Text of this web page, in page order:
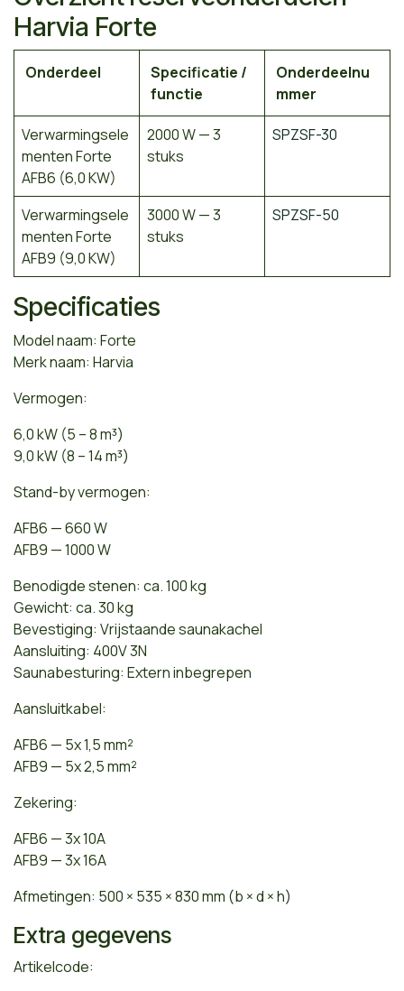
Harvia Forte
Onderdeel
Specificatie /
functie
Onderdeelnu
mmer
Verwarmingsele
menten Forte
AFB6 (6,0 KW)
2000 W — 3
stuks
SPZSF-30
Verwarmingsele
menten Forte
AFB9 (9,0 KW)
3000 W — 3
stuks
SPZSF-50
Specificaties
Model naam: Forte
Merk naam: Harvia
Vermogen:
6,0 kW (5 – 8 m³)
9,0 kW (8 – 14 m³)
Stand-by vermogen:
AFB6 — 660 W
AFB9 — 1000 W
Benodigde stenen: ca. 100 kg
Gewicht: ca. 30 kg
Bevestiging: Vrijstaande saunakachel
Aansluiting: 400V 3N
Saunabesturing: Extern inbegrepen
Aansluitkabel:
AFB6 — 5x 1,5 mm²
AFB9 — 5x 2,5 mm²
Zekering:
AFB6 — 3x 10A
AFB9 — 3x 16A
Afmetingen: 500 × 535 × 830 mm (b × d × h)
Extra gegevens
Artikelcode: